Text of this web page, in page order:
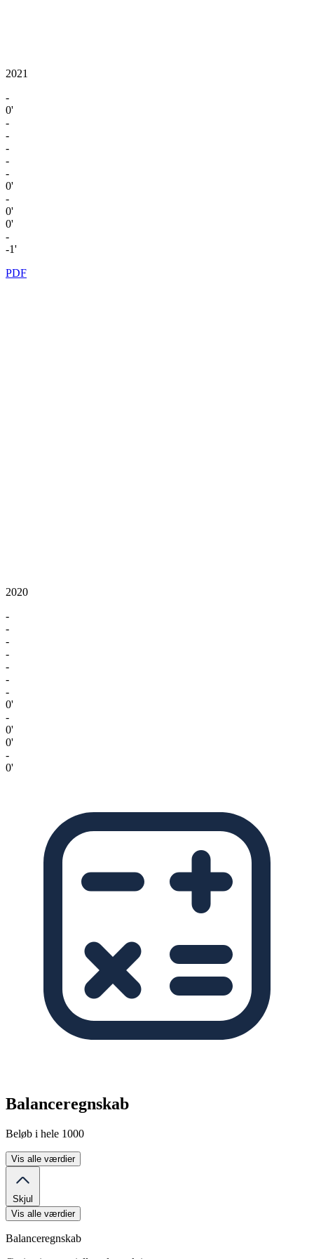
2021
-
0'
-
-
-
-
-
0'
-
0'
0'
-
-1'
PDF
2020
-
-
-
-
-
-
-
0'
-
0'
0'
-
0'
Balanceregnskab
Beløb i hele 1000
Vis alle værdier
Skjul
Vis alle værdier
Balanceregnskab